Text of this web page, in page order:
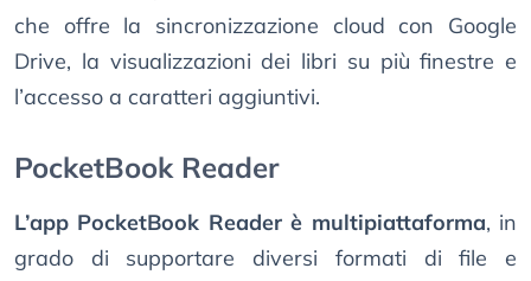
che offre la sincronizzazione cloud con Google
Drive, la visualizzazioni dei libri su più finestre e
l’accesso a caratteri aggiuntivi.
PocketBook Reader
L’app PocketBook Reader è multipiattaforma, in
grado di supportare diversi formati di file e